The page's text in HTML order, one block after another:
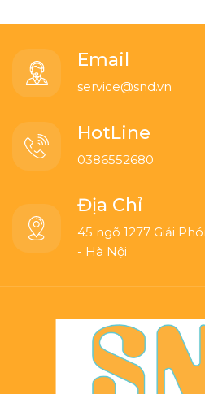
Email
service@snd.vn
HotLine
0386552680
Địa Chỉ
45 ngõ 1277 Giải
- Hà Nội